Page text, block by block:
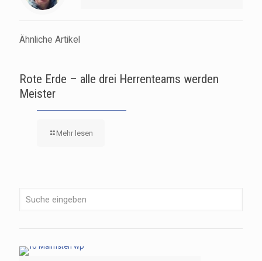
Ähnliche Artikel
Rote Erde – alle drei Herrenteams werden
Meister
Mehr lesen